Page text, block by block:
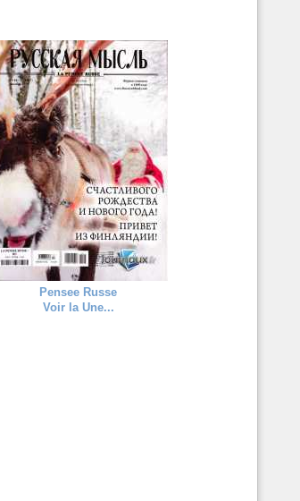
Pensee Russe
Voir la Une...